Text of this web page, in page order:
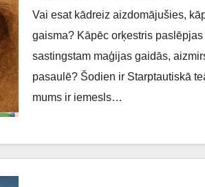
Vai esat kādreiz aizdomājušies,
gaisma? Kāpēc orķestris paslēpjas
sastingstam maģijas gaidās,
pasaulē? Šodien ir Starptautiskā
mums ir iemesls…